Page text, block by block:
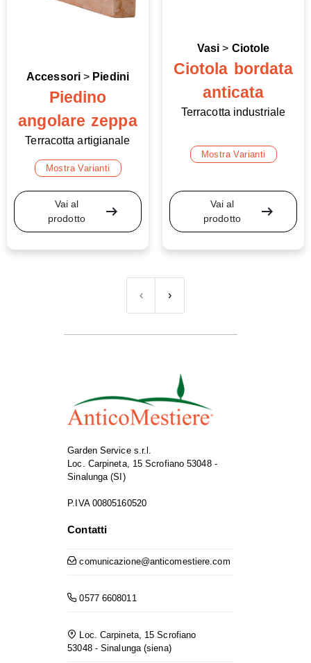
Accessori> Piedini
Piedino
angolare zeppa
Terracotta artigianale
Mostra Varianti
Vai al
prodotto
arrow_right_alt
Vasi > Ciotole
Ciotola bordata
anticata
Terracotta industriale
Mostra Varianti
Vai al
prodotto
arrow_right_alt
‹ ›
Garden Service s.r.l.
Loc. Carpineta, 15 Scrofiano 53048 -
Sinalunga (SI)
P.IVA 00805160520
Contatti
comunicazione@anticomestiere.com
0577 6608011
Loc. Carpineta, 15 Scrofiano
53048 - Sinalunga (siena)